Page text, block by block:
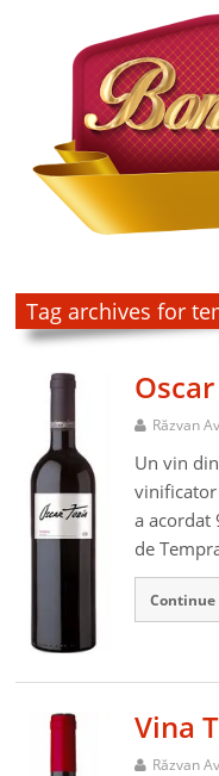
Tag archives for
Răzvan
Un vin
vinificator
a acordat
de
Continue
Vina
Răzvan